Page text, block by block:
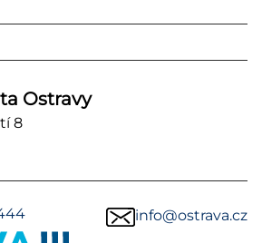
Ostravy
8
info@ostrava.cz